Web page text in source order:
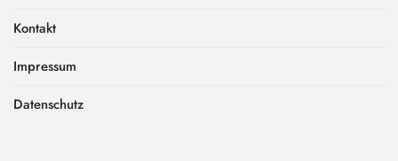
Kontakt
Impressum
Datenschutz